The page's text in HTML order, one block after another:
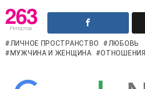
263
Репостов
ЛИЧНОЕ ПРОСТРАНСТВО
ЛЮБОВЬ
МУЖЧИНА И ЖЕНЩИНА
ОТНОШЕНИЯ